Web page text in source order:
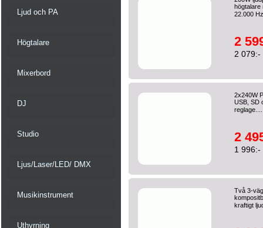
Ljud och PA
Högtalare
Mixerbord
DJ
Studio
Ljus/Laser/LED/ DMX
Musikinstrument
Uthyrning
högtalare
22.000
2
2 079:-
2x240W
USB, SD
2
1 996:-
Två 3-
kraftigt